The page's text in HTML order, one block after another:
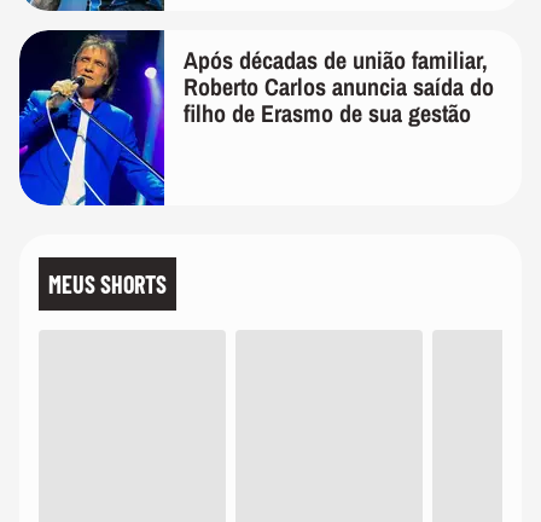
Após décadas de união familiar,
Roberto Carlos anuncia saída do
filho de Erasmo de sua gestão
MEUS SHORTS